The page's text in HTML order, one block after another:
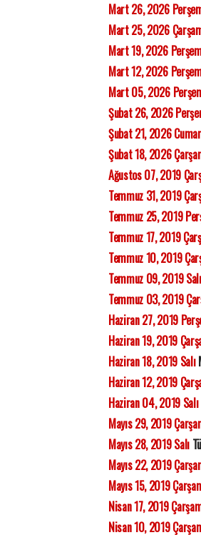
Mart 26, 2026
Mart 25, 2026
Mart 19, 2026
Mart 12, 2026
Mart 05, 2026
Şubat 26, 2026
Şubat 21, 2026
Şubat 18, 2026
Ağustos 07, 2019
Temmuz 31, 2019
Temmuz 25, 2019
Temmuz 17, 2019
Temmuz 10, 2019
Temmuz 09, 2019 Salı
Temmuz 03, 2019
Haziran 27, 2019
Haziran 19, 2019
Haziran 18, 2019 Salı
Haziran 12, 2019
Haziran 04, 2019 Salı
Mayıs 29, 2019
Mayıs 28, 2019 Salı
Mayıs 22, 2019
Mayıs 15, 2019
Nisan 17, 2019
Nisan 10, 2019